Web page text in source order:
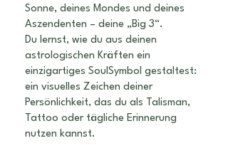
Sonne, deines Mondes und deines
Aszendenten – deine „Big 3“.
Du lernst, wie du aus deinen
astrologischen Kräften ein
einzigartiges SoulSymbol gestaltest:
ein visuelles Zeichen deiner
Persönlichkeit, das du als Talisman,
Tattoo oder tägliche Erinnerung
nutzen kannst.